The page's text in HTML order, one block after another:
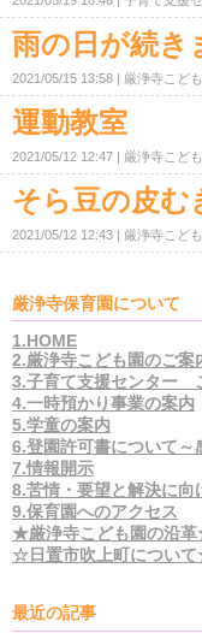
雨の日が続き
2021/05/15 13:58 厳浄寺こど
運動教室
2021/05/12 12:47 厳浄寺こど
そら豆の皮む
2021/05/12 12:43 厳浄寺こど
厳浄寺保育園について
1.HOME
2.厳浄寺こども園のご案
3.子育て支援センター
4.一時預かり事業の案内
5.学童の案内
6.登園許可書について～
7.情報開示
8.苦情・要望と解決に向
9.保育園へのアクセス
★厳浄寺こども園の沿
☆日置市吹上町につい
最近の記事